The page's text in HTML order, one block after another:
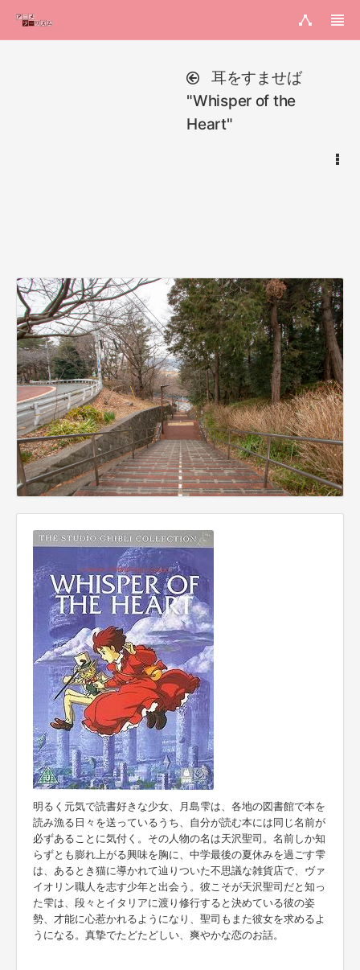
耳をすませば
"Whisper of the
Heart"
明るく元気で読書好きな少女、月島雫は、各地の図書館で本を
読み漁る日々を送っているうち、自分が読む本には同じ名前が
必ずあることに気付く。その人物の名は天沢聖司。名前しか知
らずとも膨れ上がる興味を胸に、中学最後の夏休みを過ごす雫
は、あるとき猫に導かれて辿りついた不思議な雑貨店で、ヴァ
イオリン職人を志す少年と出会う。彼こそが天沢聖司だと知っ
た雫は、段々とイタリアに渡り修行すると決めている彼の姿
勢、才能に心惹かれるようになり、聖司もまた彼女を求めるよ
うになる。真摯でたどたどしい、爽やかな恋のお話。